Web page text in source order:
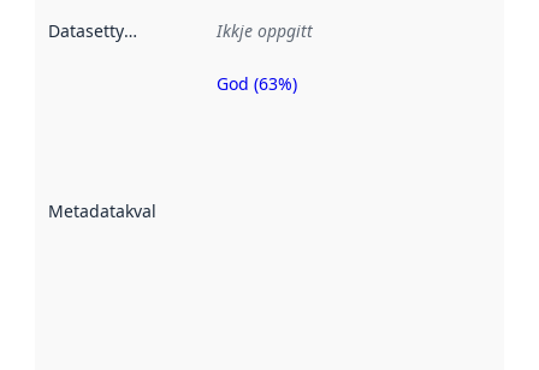
Datasettype Ikkje oppgitt
Metadatakvalitet
Metadatakvalitet
God (63%)